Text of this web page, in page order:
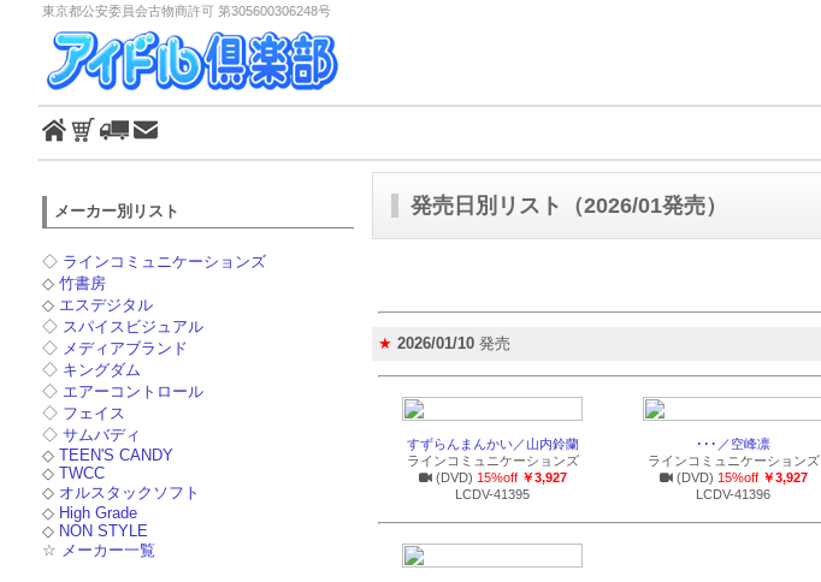
東京都公安委員会古物商許可 第305600306248号
メーカー別リスト
◇ ラインコミュニケーションズ
◇ 竹書房
◇ エスデジタル
◇ スパイスビジュアル
◇ メディアブランド
◇ キングダム
◇ エアーコントロール
◇ フェイス
◇ サムバディ
◇ TEEN'S CANDY
◇ TWCC
◇ オルスタックソフト
◇ High Grade
◇ NON STYLE
☆ メーカー一覧
発売日別リスト（2026/01発売）
★ 2026/01/10 発売
すずらんまんかい／山内鈴蘭
ラインコミュニケーションズ
(DVD) 15%off ￥3,927
LCDV-41395
･･･／空峰凛
ラインコミュニケーションズ
(DVD) 15%off ￥3,927
LCDV-41396